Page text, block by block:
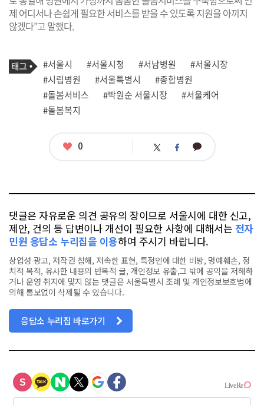
제 어디서나 손쉽게 필요한 서비스를 받을 수 있도록 지원을 아끼지
않겠다”고 말했다.
기
사
관
련
태
그
태
그
#서울시 #서울시청 #서남병원
#서울시장
#시립병원
#서울특별시
#종합병원
#돌봄서비스
#박원순 서울시장
#서울케어
#돌봄복지
좋
0 트 페 카
댓글은 자유로운 의견 공유의 장이므로 서울시에 대한 신고,
제안, 건의 등 답변이나 개선이 필요한 사항에 대해서는 전자
민원 응답소 누리집을 이용하여 주시기 바랍니다.
상업성 광고, 저작권 침해, 저속한 표현, 특정인에 대한 비방, 명예훼손, 정
치적 목적, 유사한 내용의 반복적 글, 개인정보 유출,그 밖에 공익을 저해하
거나 운영 취지에 맞지 않는 댓글은 서울특별시 조례 및 개인정보보호법에
의해 통보없이 삭제될 수 있습니다.
응답소 누리집 바로가기